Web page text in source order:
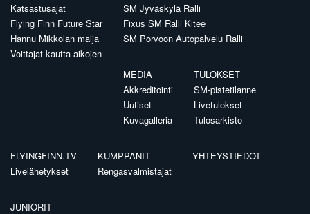
Katsastusajat
Flying Finn Future Star
Hannu Mikkolan malja
Voittajat kautta aikojen
SM Jyväskylä Ralli
Fixus SM Ralli Kitee
SM Porvoon Autopalvelu Ralli
MEDIA
Akkreditointi
Uutiset
Kuvagalleria
TULOKSET
SM-pistetilanne
Livetulokset
Tulosarkisto
FLYINGFINN.TV
Livelähetykset
KUMPPANIT
Rengasvalmistajat
YHTEYSTIEDOT
JUNIORIT